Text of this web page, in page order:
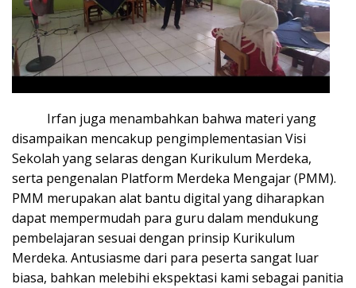
Irfan juga menambahkan bahwa materi yang
disampaikan mencakup pengimplementasian Visi
Sekolah yang selaras dengan Kurikulum Merdeka,
serta pengenalan Platform Merdeka Mengajar (PMM).
PMM merupakan alat bantu digital yang diharapkan
dapat mempermudah para guru dalam mendukung
pembelajaran sesuai dengan prinsip Kurikulum
Merdeka. Antusiasme dari para peserta sangat luar
biasa, bahkan melebihi ekspektasi kami sebagai panitia